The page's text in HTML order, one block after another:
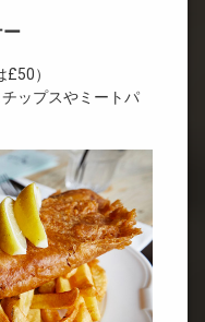
）
ップスやミートパ